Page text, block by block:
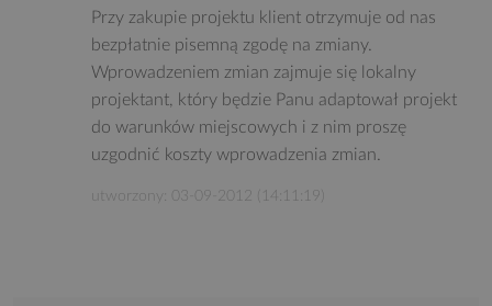
Przy zakupie projektu klient otrzymuje od nas
bezpłatnie pisemną zgodę na zmiany.
Wprowadzeniem zmian zajmuje się lokalny
projektant, który będzie Panu adaptował projekt
do warunków miejscowych i z nim proszę
uzgodnić koszty wprowadzenia zmian.
utworzony: 03-09-2012 (14:11:19)